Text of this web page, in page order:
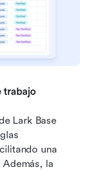
trabajo
Lark Base
una
Además, la